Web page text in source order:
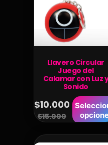
Llavero Circular
Juego del
Calamar con Luz
Sonido
$15.000
$10.000